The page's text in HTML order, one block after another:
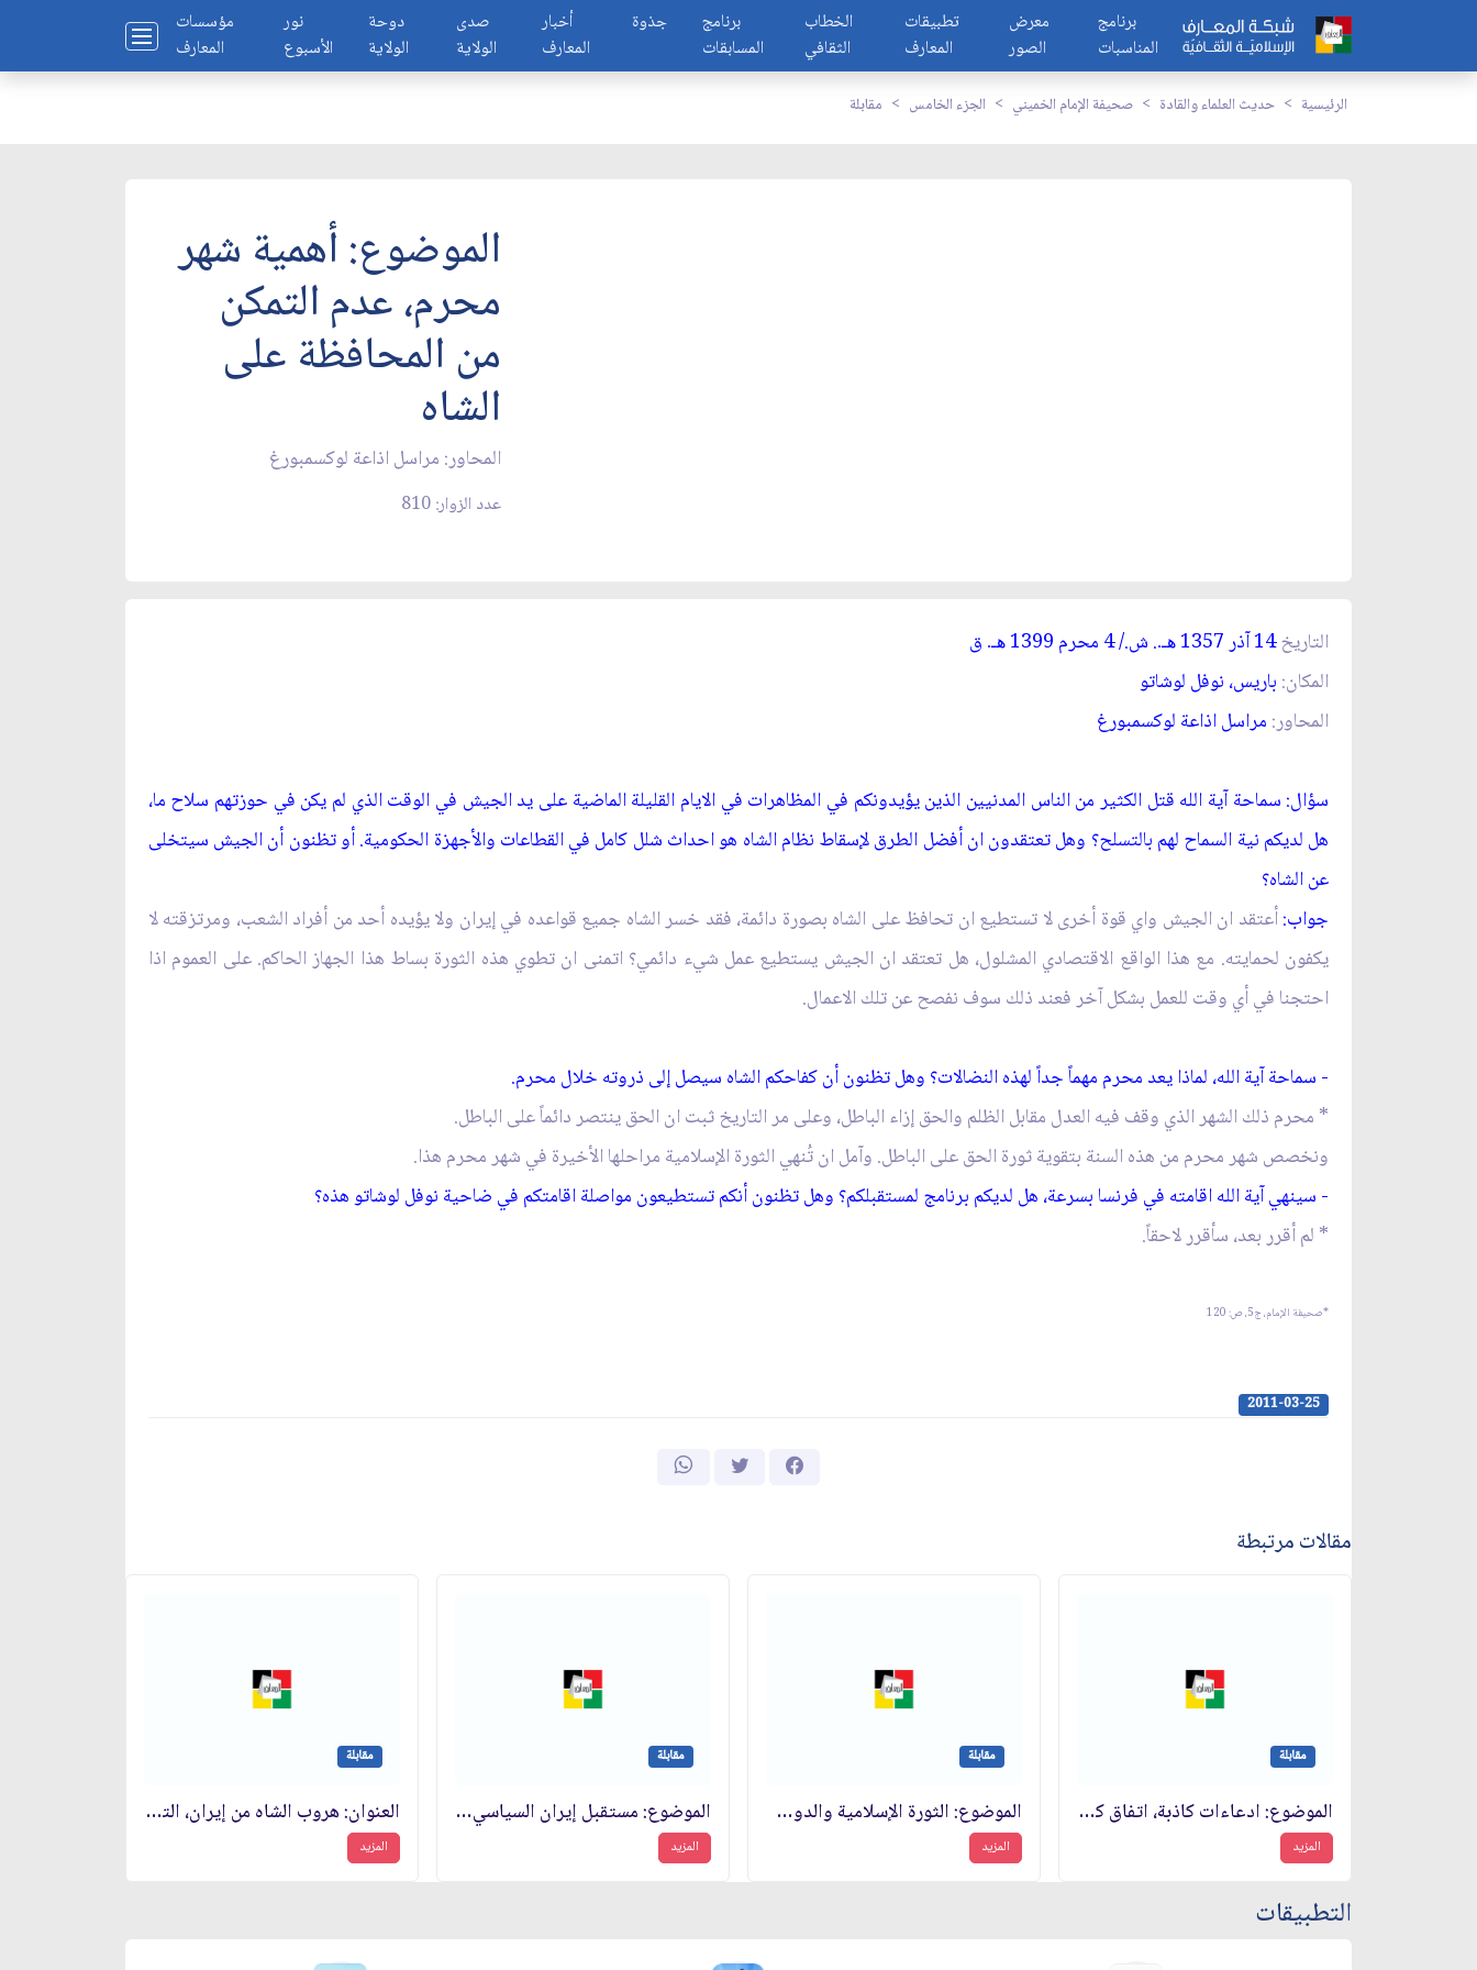
مؤسسات
المعارف
نور
الأسبوع
دوحة
الولاية
صدى
الولاية
أخبار
المعارف
جذوة
برنامج
المسابقات
الخطاب
الثقافي
تطبيقات
المعارف
معرض
الصور
برنامج
المناسبات
الرئيسية حديث العلماء والقادة صحيفة الإمام الخميني الجزء الخامس مقابلة
الموضوع: أهمية شهر
محرم، عدم التمكن
من المحافظة على
الشاه‏
المحاور: مراسل اذاعة لوكسمبورغ‏
عدد الزوار: 810
التاريخ14 آذر 1357 هـ.. ش./ 4 محرم 1399 هـ. ق‏
المكان: باريس، نوفل لوشاتو
المحاور: مراسل اذاعة لوكسمبورغ‏
سؤال: سماحة آية الله قتل الكثير من الناس المدنيين الذين يؤيدونكم في المظاهرات في الايام القليلة الماضية على يد الجيش في الوقت الذي لم يكن في حوزتهم سلاح ما،
هل لديكم نية السماح لهم بالتسلح؟ وهل تعتقدون ان أفضل الطرق لإسقاط نظام الشاه هو احداث شلل كامل في القطاعات والأجهزة الحكومية. أو تظنون أن الجيش سيتخلى
عن الشاه؟
جواب:أعتقد ان الجيش واي قوة أخرى لا تستطيع ان تحافظ على الشاه بصورة دائمة، فقد خسر الشاه جميع قواعده في إيران ولا يؤيده أحد من أفراد الشعب، ومرتزقته لا
يكفون لحمايته. مع هذا الواقع الاقتصادي المشلول، هل تعتقد ان الجيش يستطيع عمل شي‏ء دائمي؟ اتمنى ان تطوي هذه الثورة بساط هذا الجهاز الحاكم. على العموم اذا
احتجنا في أي وقت للعمل بشكل آخر فعند ذلك سوف نفصح عن تلك الاعمال.
- سماحة آية الله، لماذا يعد محرم مهماً جداً لهذه النضالات؟ وهل تظنون أن كفاحكم الشاه سيصل إلى ذروته خلال محرم.
* محرم ذلك الشهر الذي وقف فيه العدل مقابل الظلم والحق إزاء الباطل، وعلى مر التاريخ ثبت ان الحق ينتصر دائماً على الباطل.
ونخصص شهر محرم من هذه السنة بتقوية ثورة الحق على الباطل. وآمل ان تُنهي الثورة الإسلامية مراحلها الأخيرة في شهر محرم هذا.
- سينهي آية الله اقامته في فرنسا بسرعة، هل لديكم برنامج لمستقبلكم؟ وهل تظنون أنكم تستطيعون مواصلة اقامتكم في ضاحية نوفل لوشاتو هذه؟
* لم أقرر بعد، سأقرر لاحقاً.
*صحيفة الإمام، ج‏5، ص: 120
2011-03-25
مقالات مرتبطة
مقابلة
الموضوع: ادعاءات كاذبة، اتفاق كامب ديفيد
المزيد
مقابلة
الموضوع: الثورة الإسلامية والدول الكبرى والكيان الصهيوني‏
المزيد
مقابلة
الموضوع: مستقبل إيران السياسي، النفط، قائد الجمهورية الإسلامية مستقبلًا
المزيد
مقابلة
العنوان: هروب الشاه من إيران، التعديلات المستقبلية الإيرانية
المزيد
التطبيقات